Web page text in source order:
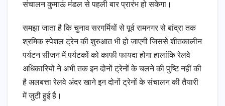
संचालन कुमाऊं मंडल से पहली बार प्रारंभ हो सकेगा।
समझा जाता है कि चुनाव सरगर्मियों से पूर्व रामनगर से बांद्रा तक
श्रमिक स्पेशल ट्रेन की शुरुआत भी हो जाएगी जिससे शीतकालीन
पर्यटन सीजन में पर्यटकों को काफी फायदा होगा हालांकि रेलवे
अधिकारियों ने अभी तक इन दोनों ट्रेनों के चलने की पुष्टि नहीं की
है अलबत्ता रेलवे अंदर खाने इन दोनों ट्रेनों के संचालन की तैयारी
में जुटी हुई है।